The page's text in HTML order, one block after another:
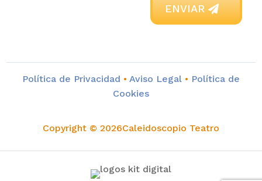
ENVIAR
Política de Privacidad • Aviso Legal • Política de
Cookies
Copyright © 2026Caleidoscopio Teatro